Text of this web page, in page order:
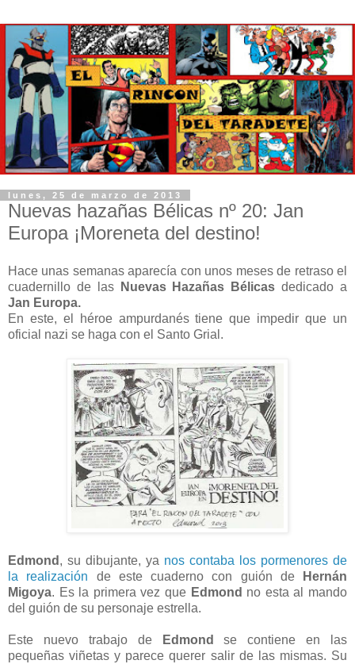
lunes, 25 de marzo de 2013
Nuevas hazañas Bélicas nº 20: Jan
Europa ¡Moreneta del destino!
Hace unas semanas aparecía con unos meses de retraso el
cuadernillo de las
Nuevas Hazañas Bélicas dedicado a
Jan Europa.
En este, el héroe ampurdanés tiene que impedir que un
oficial nazi se haga con el Santo Grial.
Edmond , su dibujante, ya nos contaba los pormenores de
la realización de este cuaderno con guión de
Hernán
Migoya. Es la primera vez que Edmond no esta al mando
del guión de su personaje estrella.
Este nuevo trabajo de Edmond
se contiene en las
pequeñas viñetas y parece querer salir de las mismas. Su